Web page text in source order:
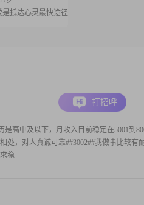
是抵达心灵最快途径
是高中及以下，月收入目前稳定在5001到
处，对人真诚可靠##3002##我做事比较有
稳
打招呼